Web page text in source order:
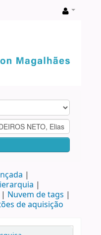
Nuvem de tags
de aquisição